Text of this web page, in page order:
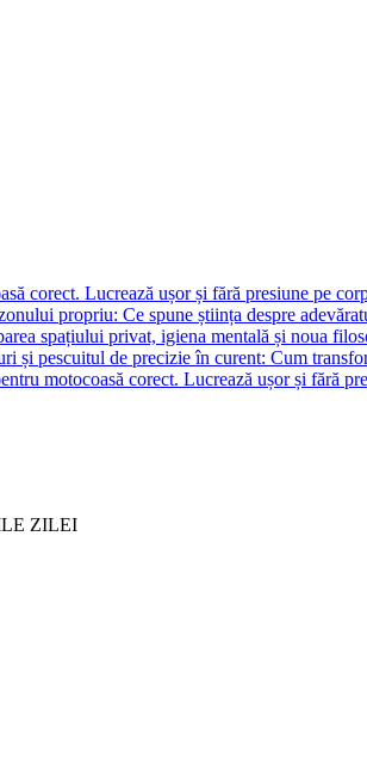
corect. Lucrează ușor și fără presiune pe
propriu: Ce spune știința despre
spațiului privat, igiena mentală și noua
și pescuitul de precizie în curent: Cum
motocoasă corect. Lucrează ușor și fără
ZILEI